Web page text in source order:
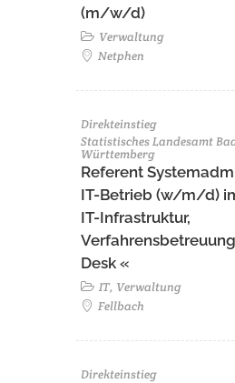
(m/w/d)
Verwaltung
Netphen
Direkteinstieg
Statistisches Landesamt
Württemberg
Referent
IT-Betrieb (w/m/d)
IT-Infrastruktur,
Desk «
IT, Verwaltung
Fellbach
Direkteinstieg